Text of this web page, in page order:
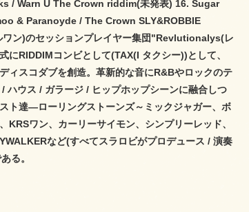
/ Warn U The Crown riddim(未発表) 16. Sugar
& Paranoyde / The Crown SLY&ROBBIE
ン)のセッションプレイヤー集団"Revlutionalys(レ
RIDDIMコンビとして(TAX(I タクシー))として、
ィスコダブを創造。革新的な音にR&Bやロックのテ
ハウス / ガラージ / ヒップホップシーンに融合しつ
ト達―ローリングストーンズ～ミックジャガー、ボ
ワン、カーリーサイモン、シンプリーレッド、
など(すべてスラロビがプロデュース / 演奏
る。